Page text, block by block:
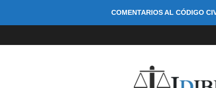
COMENTARIOS AL CÓDIGO